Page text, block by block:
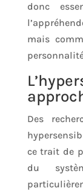
donc
mais
Des
ce trait de
du